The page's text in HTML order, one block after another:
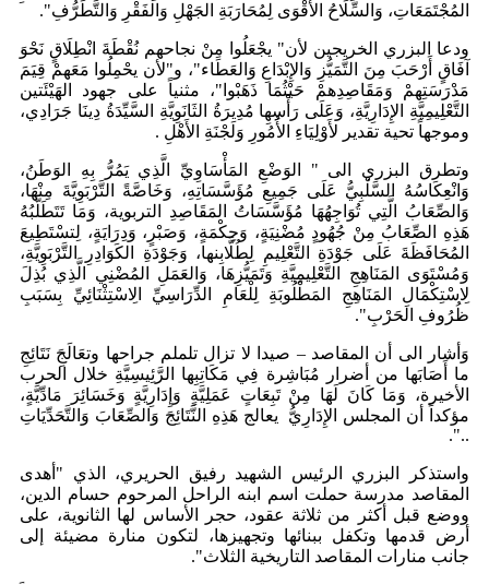
المُجْتَمَعَاتِ، وَالسِّلَاحُ الأَقْوَى لِمُحَارَبَةِ الجَهْلِ وَالفَقْرِ وَالتَّطَرُّفِ".
ودعا البزري الخريجين لأن" يجْعَلُوا مِنْ نجاحهم نُقْطَةَ انْطِلَاقٍ نَحْوَ
آفَاقٍ أَرْحَبَ مِنَ التَّمَيُّزِ وَالإِبْدَاعِ وَالعَطَاء"، و"لأن يحْمِلُوا مَعَهمْ قِيَمَ
مَدْرَسَتِهمْ وَمَقَاصِدِهمْ حَيْثُمَا ذَهَبْوا"، مثنياً على جهود الهَيْئَتين
التَّعْلِيمِيَّةِ الإِدَارِيَّةِ، وَعَلَى رَأْسِهِا مُدِيرَةُ الثَانَوِيَّةِ السَّيِّدَةُ دِينَا جَرَادِي،
وموجهاً تحية تقدير لأَوْلِيَاءِ الأُمُورِ وَلَجْنَةِ الأَهْلِ .
وتطرق البزري الى " الوَضْعِ المَأْسَاوِيِّ الَّذِي يَمُرُّ بِهِ الوَطَنُ،
وَانْعِكَاسُهُ السَّلْبِيُّ عَلَى جَمِيعِ مُؤَسَّسَاتِهِ، وَخَاصَّةً التَّرْبَوِيَّةَ مِنْهَا،
وَالصِّعَابُ الَّتِي تُوَاجِهُهَا مُؤَسَّسَاتُ المَقَاصِدِ التربوية، وَمَا تَتَطَلَّبُهُ
هَذِهِ الصِّعَابُ مِنْ جُهُودٍ مُضْنِيَةٍ، وَحِكْمَةٍ، وَصَبْرٍ، وَدِرَايَةٍ، لِتسْتَطِيعَ
المُحَافَظَةَ عَلَى جَوْدَةِ التَّعْلِيمِ لِطُلَّابِنها، وَجَوْدَةِ الكَوَادِرِ التَّرْبَوِيَّةِ،
وَمُسْتَوَى المَنَاهِجِ التَّعْلِيمِيَّةِ وَتَمَيُّزِهَا، وَالعَمَلِ المُضْنِي الَّذِي بُذِلَ
لِاسْتِكْمَالِ المَنَاهِجِ المَطْلُوبَةِ لِلْعَامِ الدِّرَاسِيِّ الِاسْتِثْنَائِيِّ بِسَبَبِ
ظُرُوفِ الحَرْبِ".
وَأشار الى أن المقاصد – صيدا لا تزال تلملم جراحها وتعَالَجَِ نَتَائِجِ
ما أَصَابَها من أضرار مُبَاشِرة فِي مَكَاتِبِها الرَّئِيسِيَّةِ خلال الحرب
الأخيرة، وَمَا كَانَ لَهَا مِنْ تَبِعَاتٍ عَمَلِيَّةٍ وَإِدَارِيَّةٍ وَخَسَائِرَ مَادِّيَّةٍ،
مؤكداً أن المجلس الإِدَارِيُّ يعالج هَذِهِ النَّتَائِجَ وَالصِّعَابَ وَالتَّحَدِّيَاتِ
..".
واستذكر البزري الرئيس الشهيد رفيق الحريري، الذي "أهدى
المقاصد مدرسة حملت اسم ابنه الراحل المرحوم حسام الدين،
ووضع قبل أكثر من ثلاثة عقود، حجر الأساس لها الثانوية، على
أرض قدمها وتكفل ببنائها وتجهيزها، لتكون منارة مضيئة إلى
جانب منارات المقاصد التاريخية الثلاث".